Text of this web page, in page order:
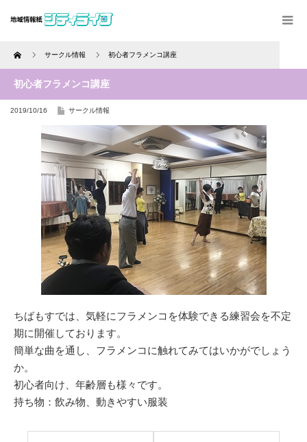
Home サークル情報 初心者フラメンコ講座
初心者フラメンコ講座
2019/10/16 サークル情報
ちばもすでは、気軽にフラメンコを体験できる練習会を不定
期に開催しております。
簡単な曲を通し、フラメンコに触れてみてはいかがでしょう
か。
初心者向け、年齢層も様々です。
持ち物：飲み物、動きやすい服装